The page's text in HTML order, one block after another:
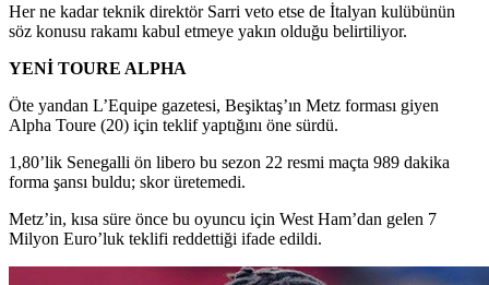
Her ne kadar teknik direktör Sarri veto etse de İtalyan kulübünün
söz konusu rakamı kabul etmeye yakın olduğu belirtiliyor.
YENİ TOURE ALPHA
Öte yandan L’Equipe gazetesi, Beşiktaş’ın Metz forması giyen
Alpha Toure (20) için teklif yaptığını öne sürdü.
1,80’lik Senegalli ön libero bu sezon 22 resmi maçta 989 dakika
forma şansı buldu; skor üretemedi.
Metz’in, kısa süre önce bu oyuncu için West Ham’dan gelen 7
Milyon Euro’luk teklifi reddettiği ifade edildi.